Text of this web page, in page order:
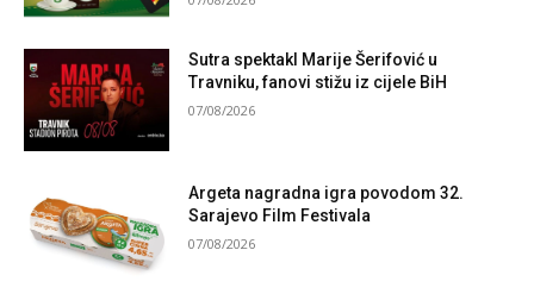
Sutra spektakl Marije Šerifović u
Travniku, fanovi stižu iz cijele BiH
07/08/2026
Argeta nagradna igra povodom 32.
Sarajevo Film Festivala
07/08/2026